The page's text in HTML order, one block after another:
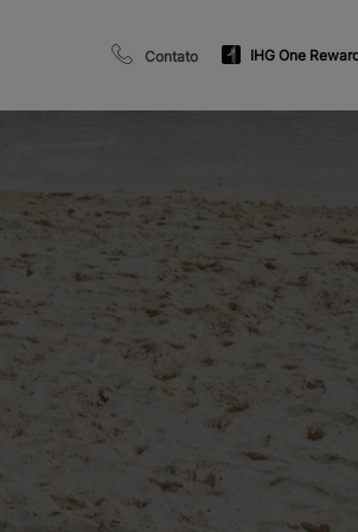
Contato IHG One